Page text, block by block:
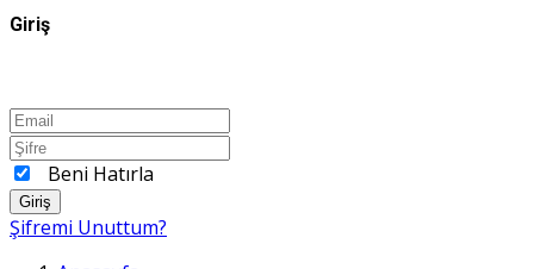
Giriş
Beni Hatırla
Giriş
Şifremi Unuttum?